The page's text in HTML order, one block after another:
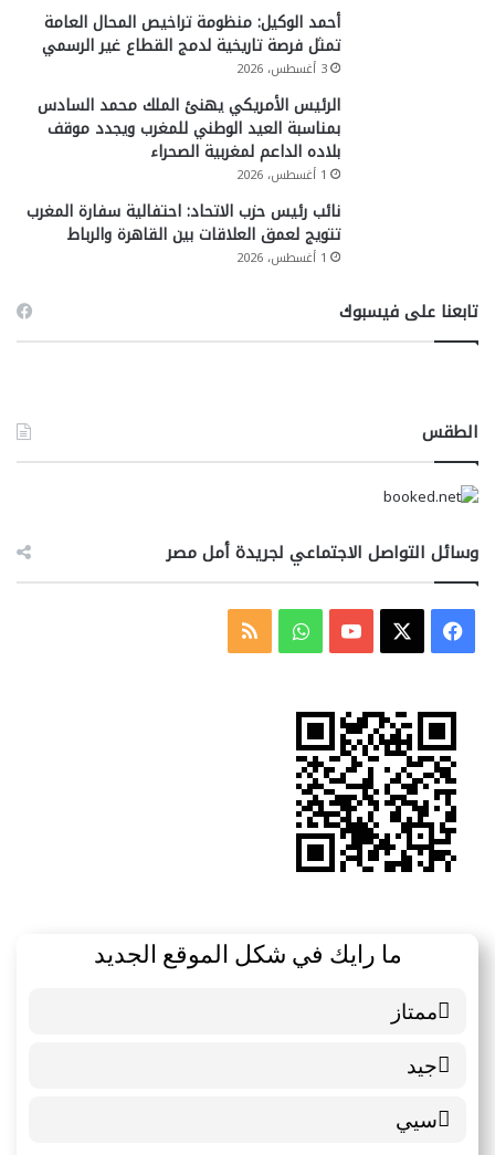
أحمد الوكيل: منظومة تراخيص المحال العامة
تمثل فرصة تاريخية لدمج القطاع غير الرسمي
3 أغسطس، 2026
الرئيس الأمريكي يهنئ الملك محمد السادس
بمناسبة العيد الوطني للمغرب ويجدد موقف
بلاده الداعم لمغربية الصحراء
1 أغسطس، 2026
نائب رئيس حزب الاتحاد: احتفالية سفارة المغرب
تتويج لعمق العلاقات بين القاهرة والرباط
1 أغسطس، 2026
تابعنا على فيسبوك
الطقس
وسائل التواصل الاجتماعي لجريدة أمل مصر
فيسبوك ‫YouTubeواتسابملخص
ما رايك في شكل الموقع الجديد
ممتاز
6 ( 85.71 % )
جيد
0 ( 0 % )
سيي
1 ( 14.29 % )